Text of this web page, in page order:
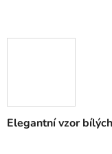
Elegantní vzor